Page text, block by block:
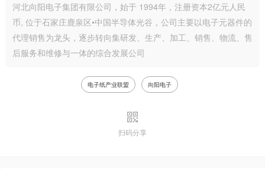
河北向阳电子集团有限公司，始于 1994年，注册资本2亿元人民
币, 位于石家庄鹿泉区•中国半导体光谷，公司主要以电子元器件的
代理销售为龙头，逐步转向集研发、生产、加工、销售、物流、售
后服务和维修与一体的综合发展公司
电子纸产业联盟 向阳电子
扫码分享